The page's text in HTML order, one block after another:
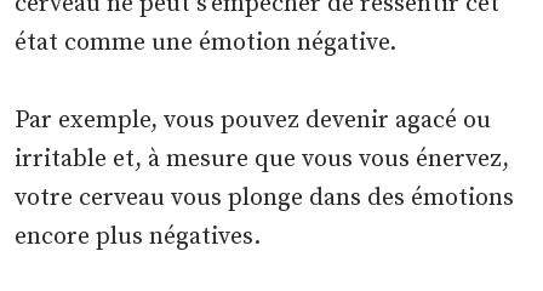
état comme une émotion négative.
Par exemple, vous pouvez devenir agacé ou
irritable et, à mesure que vous vous énervez,
votre cerveau vous plonge dans des émotions
encore plus négatives.